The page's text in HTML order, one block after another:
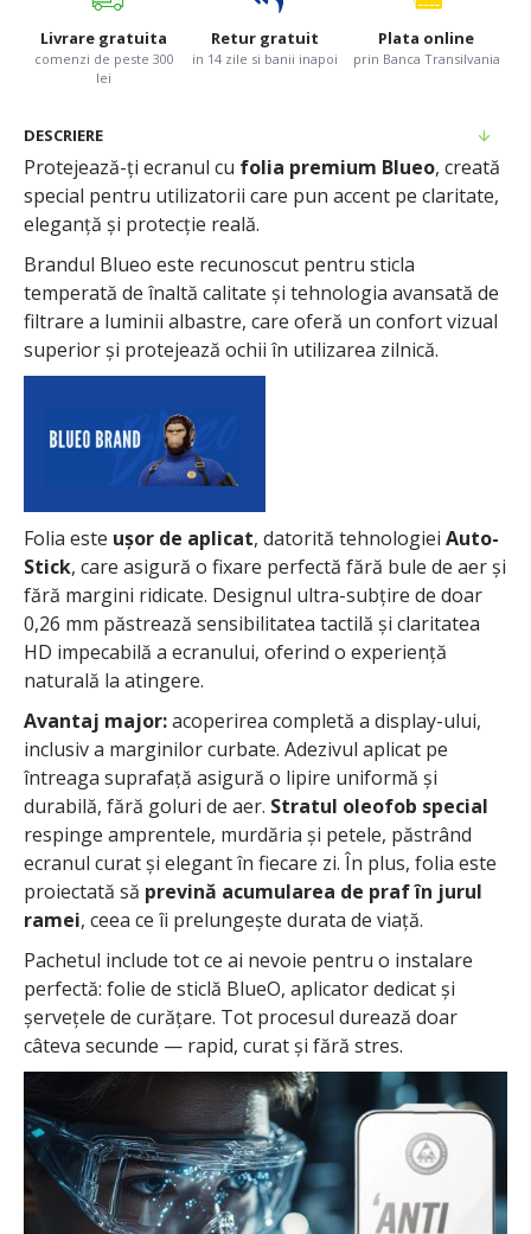
Livrare gratuita
comenzi de peste 300
lei
Retur gratuit
in 14 zile si banii inapoi
Plata online
prin Banca Transilvania
DESCRIERE
Protejează-ți ecranul cu folia premium Blueo, creată
special pentru utilizatorii care pun accent pe claritate,
eleganță și protecție reală.
Brandul Blueo este recunoscut pentru sticla
temperată de înaltă calitate și tehnologia avansată de
filtrare a luminii albastre, care oferă un confort vizual
superior și protejează ochii în utilizarea zilnică.
Folia este ușor de aplicat, datorită tehnologiei Auto-
Stick, care asigură o fixare perfectă fără bule de aer și
fără margini ridicate. Designul ultra-subțire de doar
0,26 mm păstrează sensibilitatea tactilă și claritatea
HD impecabilă a ecranului, oferind o experiență
naturală la atingere.
Avantaj major:acoperirea completă a display-ului,
inclusiv a marginilor curbate. Adezivul aplicat pe
întreaga suprafață asigură o lipire uniformă și
durabilă, fără goluri de aer. Stratul oleofob special
respinge amprentele, murdăria și petele, păstrând
ecranul curat și elegant în fiecare zi. În plus, folia este
proiectată să prevină acumularea de praf în jurul
ramei, ceea ce îi prelungește durata de viață.
Pachetul include tot ce ai nevoie pentru o instalare
perfectă: folie de sticlă BlueO, aplicator dedicat și
șervețele de curățare. Tot procesul durează doar
câteva secunde — rapid, curat și fără stres.